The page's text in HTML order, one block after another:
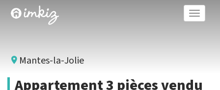
Toggle
Mantes-la-Jolie
Appartement 3 pièces vendu